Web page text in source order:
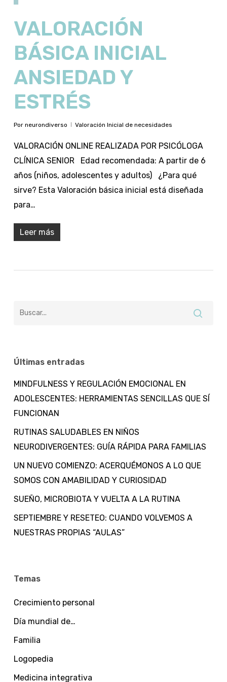
VALORACIÓN
BÁSICA INICIAL
ANSIEDAD Y
ESTRÉS
Por neurondiverso Valoración Inicial de necesidades
VALORACIÓN ONLINE REALIZADA POR PSICÓLOGA
CLÍNICA SENIOR Edad recomendada: A partir de 6
años (niños, adolescentes y adultos) ¿Para qué
sirve? Esta Valoración básica inicial está diseñada
para…
Leer más
Últimas entradas
MINDFULNESS Y REGULACIÓN EMOCIONAL EN
ADOLESCENTES: HERRAMIENTAS SENCILLAS QUE SÍ
FUNCIONAN
RUTINAS SALUDABLES EN NIÑOS
NEURODIVERGENTES: GUÍA RÁPIDA PARA FAMILIAS
UN NUEVO COMIENZO: ACERQUÉMONOS A LO QUE
SOMOS CON AMABILIDAD Y CURIOSIDAD
SUEÑO, MICROBIOTA Y VUELTA A LA RUTINA
SEPTIEMBRE Y RESETEO: CUANDO VOLVEMOS A
NUESTRAS PROPIAS “AULAS”
Temas
Crecimiento personal
Día mundial de…
Familia
Logopedia
Medicina integrativa